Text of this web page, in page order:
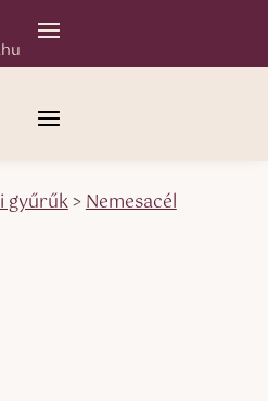
gyűrűk>Nemesacél